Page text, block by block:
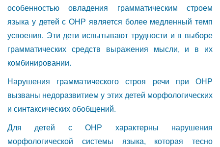
особенностью овладения грамматическим строем
языка у детей с ОНР является более медленный темп
усвоения. Эти дети испытывают трудности и в выборе
грамматических средств выражения мысли, и в их
комбинировании.
Нарушения грамматического строя речи при ОНР
вызваны недоразвитием у этих детей морфологических
и синтаксических обобщений.
Для детей с ОНР характерны нарушения
морфологической системы языка, которая тесно